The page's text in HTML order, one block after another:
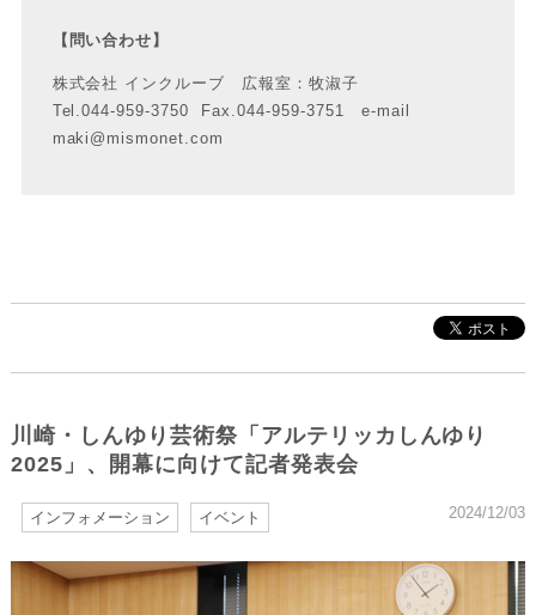
【問い合わせ】
株式会社 インクルーブ 広報室：牧淑子
Tel.044-959-3750 Fax.044-959-3751 e-mail
maki@mismonet.com
川崎・しんゆり芸術祭「アルテリッカしんゆり
2025」、開幕に向けて記者発表会
2024/12/03
インフォメーション イベント